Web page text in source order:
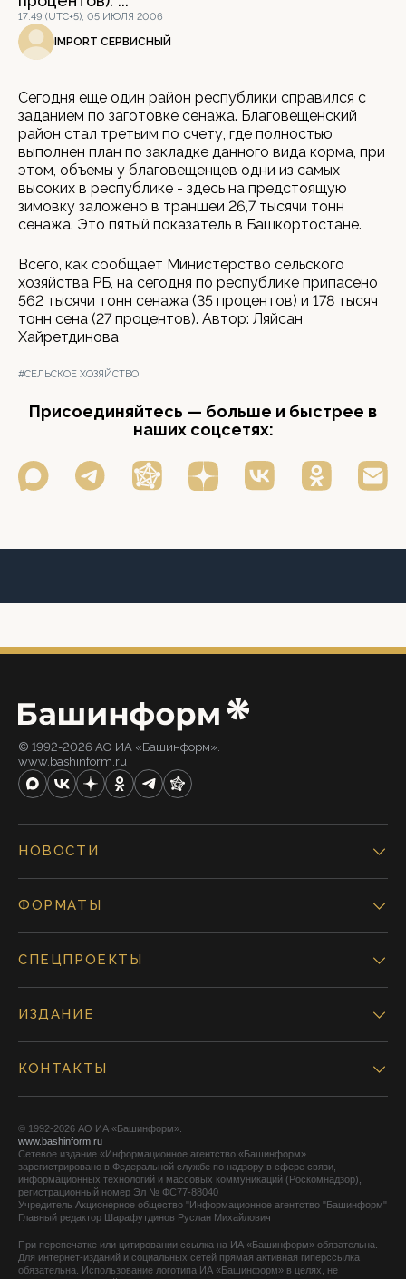
17:49 (UTC+5), 05 ИЮЛЯ 2006
IMPORT СЕРВИСНЫЙ
Cегодня еще один район республики справился с
заданием по заготовке сенажа. Благовещенский
район стал третьим по счету, где полностью
выполнен план по закладке данного вида корма, при
этом, объемы у благовещенцев одни из самых
высоких в республике - здесь на предстоящую
зимовку заложено в траншеи 26,7 тысячи тонн
сенажа. Это пятый показатель в Башкортостане.
Всего, как сообщает Министерство сельского
хозяйства РБ, на сегодня по республике припасено
562 тысячи тонн сенажа (35 процентов) и 178 тысяч
тонн сена (27 процентов). Автор: Ляйсан
Хайретдинова
#CЕЛЬСКОЕ ХОЗЯЙСТВО
Присоединяйтесь — больше и быстрее в
наших соцсетях:
© 1992-2026 АО ИА «Башинформ».
www.bashinform.ru
НОВОСТИ
ФОРМАТЫ
СПЕЦПРОЕКТЫ
ИЗДАНИЕ
КОНТАКТЫ
© 1992-2026 АО ИА «Башинформ».
www.bashinform.ru
Сетевое издание «Информационное агентство «Башинформ»
зарегистрировано в Федеральной службе по надзору в сфере связи,
информационных технологий и массовых коммуникаций (Роскомнадзор),
регистрационный номер Эл № ФС77-88040
Учредитель Акционерное общество "Информационное агентство "Башинформ"
Главный редактор Шарафутдинов Руслан Михайлович
При перепечатке или цитировании ссылка на ИА «Башинформ» обязательна.
Для интернет-изданий и социальных сетей прямая активная гиперссылка
обязательна. Использование логотипа ИА «Башинформ» в целях, не